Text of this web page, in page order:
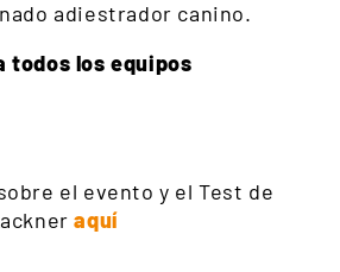
adiestrador canino.
todos los equipos
el evento y el Test de
aquí